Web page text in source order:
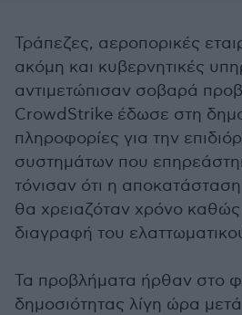
Τράπεζες, αεροπορικές
ακόμη και κυβερνητικές
αντιμετώπισαν σοβαρά
CrowdStrike έδωσε στη
πληροφορίες για την
συστημάτων που
τόνισαν ότι η
θα χρειαζόταν χρόνο καθώς
διαγραφή του
Τα προβλήματα ήρθαν στο
δημοσιότητας λίγη ώρα